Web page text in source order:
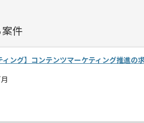
件
ィング】コンテンツマーケティング推進の